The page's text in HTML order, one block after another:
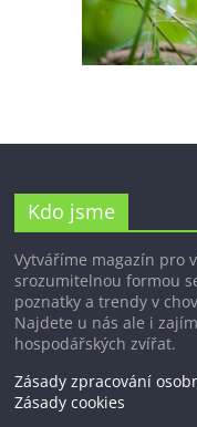
Kdo jsme
Vytváříme magazín pro
srozumitelnou formou
poznatky a trendy v
Najdete u nás ale i
hospodářských zvířat.
Zásady zpracování
Zásady cookies